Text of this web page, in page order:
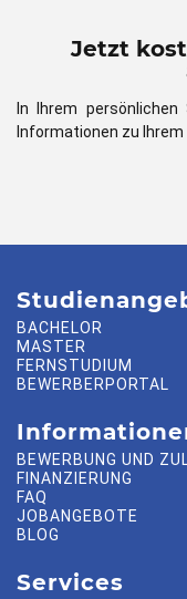
Jetzt
In Ihrem
Informationen zu Ihrem
BACHELOR
MASTER
FERNSTUDIUM
BEWERBERPORTAL
BEWERBUNG UND
FINANZIERUNG
FAQ
JOBANGEBOTE
BLOG
Services